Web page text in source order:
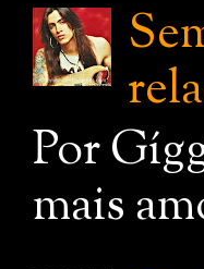
Por
mais